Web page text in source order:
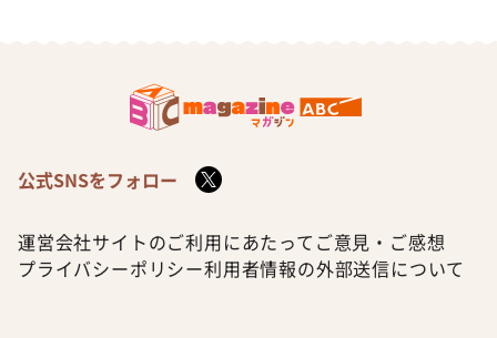
公式SNSをフォロー
運営会社サイトのご利用にあたって ご意見・ご感想
プライバシーポリシー利用者情報の外部送信について